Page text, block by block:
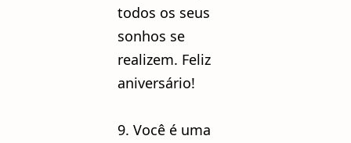
todos os seus
sonhos se
realizem. Feliz
aniversário!
9. Você é uma